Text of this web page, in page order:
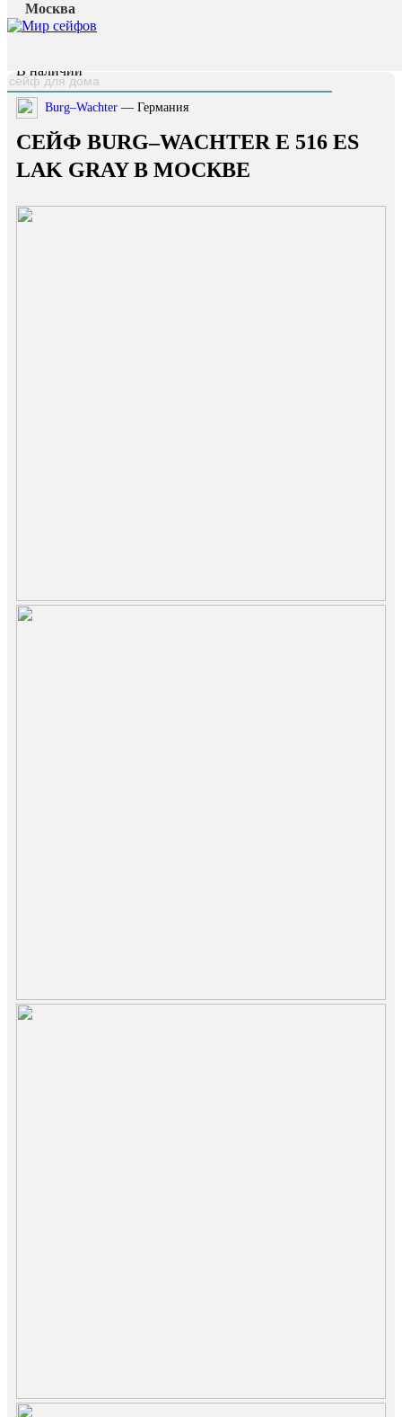
Москва
Главная страница
Каталог /
В наличии
Burg–Wachter — Германия
СЕЙФ BURG–WACHTER E 516 ES
LAK GRAY В МОСКВЕ